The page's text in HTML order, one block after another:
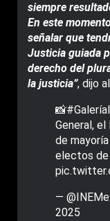
siempre
En este
señalar que
Justicia guiada
derecho del
la justicia”, dijo
📸
General,
de
electos de
—
2025